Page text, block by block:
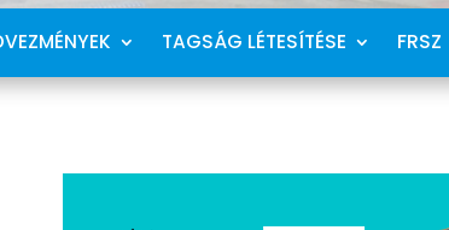
TAGSÁG LÉTESÍTÉSE FRSZ